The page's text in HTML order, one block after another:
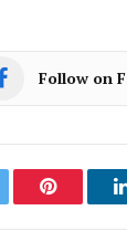
Follow on
Pinterest